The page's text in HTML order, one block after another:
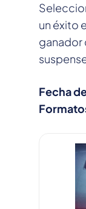
un éxito
ganador
Fecha